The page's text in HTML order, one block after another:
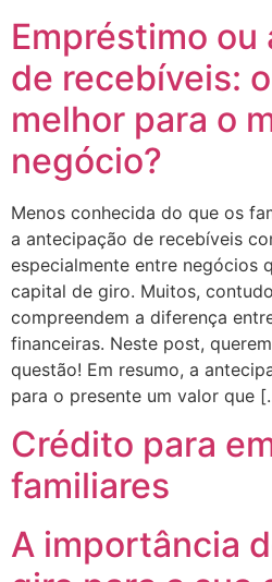
Empréstimo
de recebíveis:
melhor para o
negócio?
Menos conhecida do que os
a antecipação de recebíveis
especialmente entre negócios
capital de giro. Muitos,
compreendem a diferença
financeiras. Neste post,
questão! Em resumo, a
para o presente um valor que
Crédito para
familiares
A importância